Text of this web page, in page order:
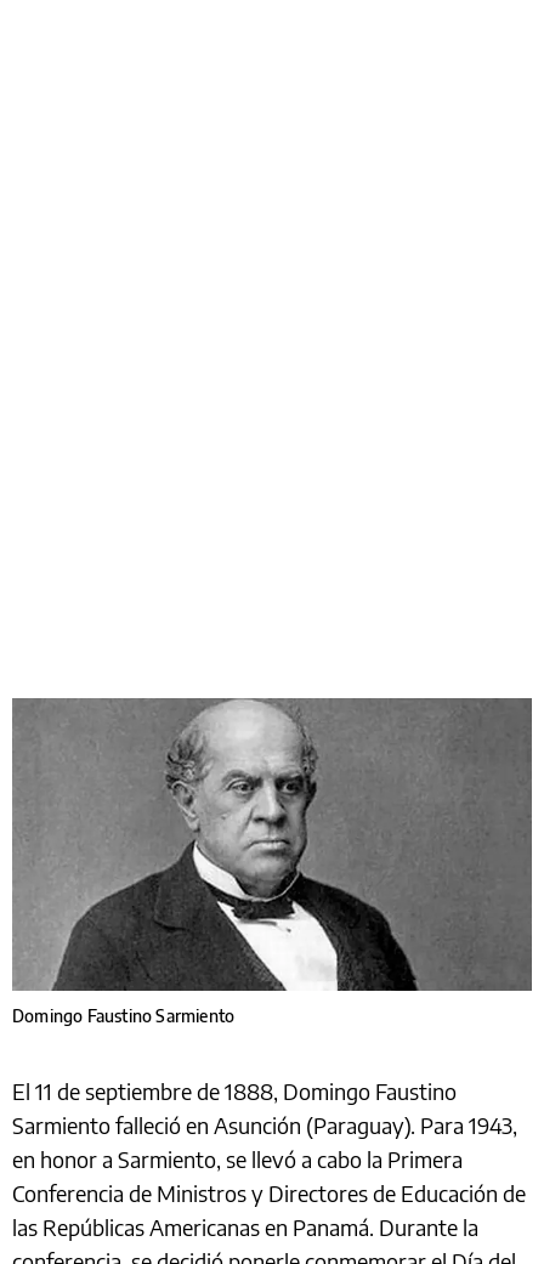
Domingo Faustino Sarmiento
El 11 de septiembre de 1888, Domingo Faustino
Sarmiento falleció en Asunción (Paraguay). Para 1943,
en honor a Sarmiento, se llevó a cabo la Primera
Conferencia de Ministros y Directores de Educación de
las Repúblicas Americanas en Panamá. Durante la